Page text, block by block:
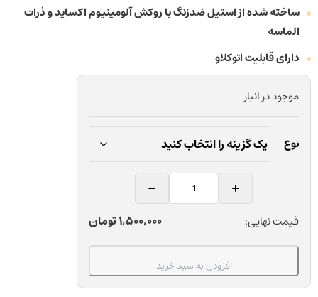
ساخته شده از استیل ضدزنگ با روکش آلومینیوم اکساید و ذرات
الماسه
دارای قابلیت اتوکلاو
موجود در انبار
نوع
پرداخت
مرکز
قیمت نهایی: 1,500,000تومان
افزودن به سبد خرید